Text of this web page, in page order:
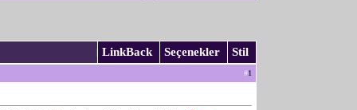
LinkBack Seçenekler Stil
#1